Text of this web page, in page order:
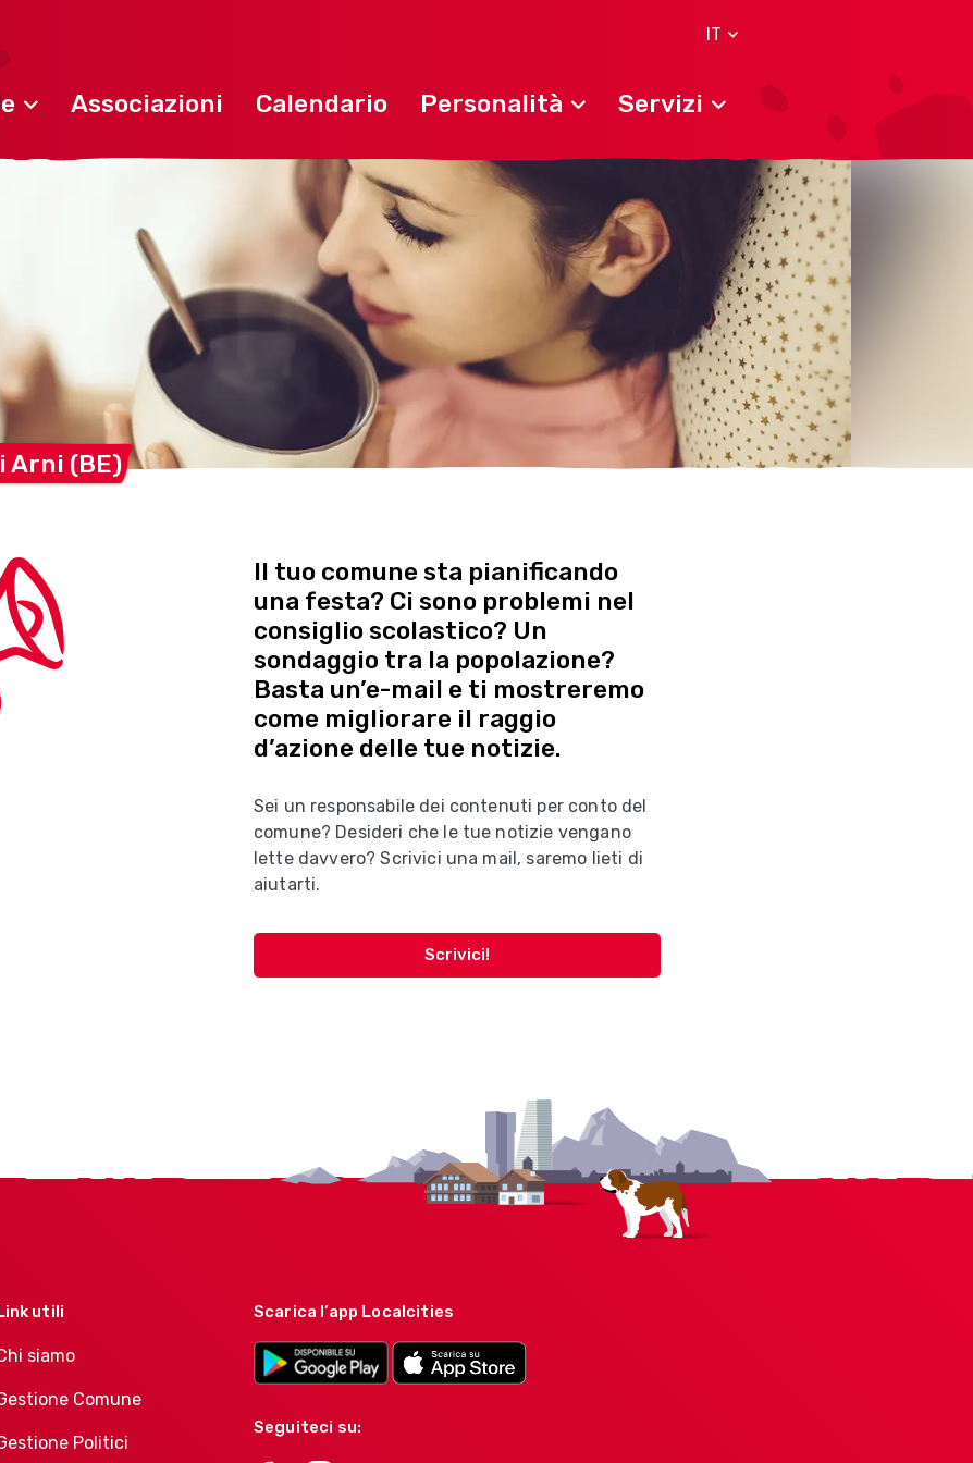
IT
Associazioni Calendario Personalità Servizi
Arni (BE)
Il tuo comune sta pianificando
una festa? Ci sono problemi nel
consiglio scolastico? Un
sondaggio tra la popolazione?
Basta un’e-mail e ti mostreremo
come migliorare il raggio
d’azione delle tue notizie.
Sei un responsabile dei contenuti per conto del
comune? Desideri che le tue notizie vengano
lette davvero? Scrivici una mail, saremo lieti di
aiutarti.
Scrivici!
utili
siamo
Comune
Politici
Scarica l’app Localcities
Seguiteci su: